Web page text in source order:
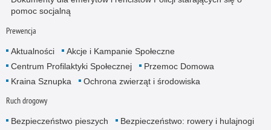
pomoc socjalną
Prewencja
Aktualności
Akcje i Kampanie Społeczne
Centrum Profilaktyki Społecznej
Przemoc Domowa
Kraina Sznupka
Ochrona zwierząt i środowiska
Ruch drogowy
Bezpieczeństwo pieszych
Bezpieczeństwo: rowery i hulajnogi